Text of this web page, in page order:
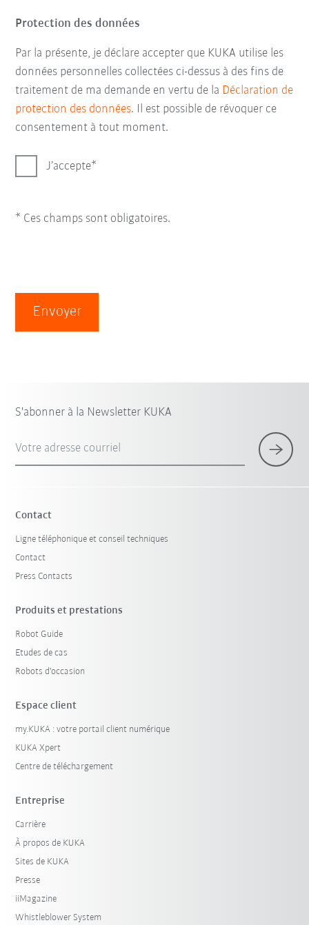
Protection des données
Par la présente, je déclare accepter que KUKA utilise les
données personnelles collectées ci-dessus à des fins de
traitement de ma demande en vertu de la Déclaration de
protection des données. Il est possible de révoquer ce
consentement à tout moment.
J’accepte
* Ces champs sont obligatoires.
Envoyer
S'abonner à la Newsletter KUKA
Votre adresse courriel
Contact
Ligne téléphonique et conseil techniques
Contact
Press Contacts
Produits et prestations
Robot Guide
Etudes de cas
Robots d'occasion
Espace client
my.KUKA : votre portail client numérique
KUKA Xpert
Centre de téléchargement
Entreprise
Carrière
À propos de KUKA
Sites de KUKA
Presse
iiMagazine
Whistleblower System